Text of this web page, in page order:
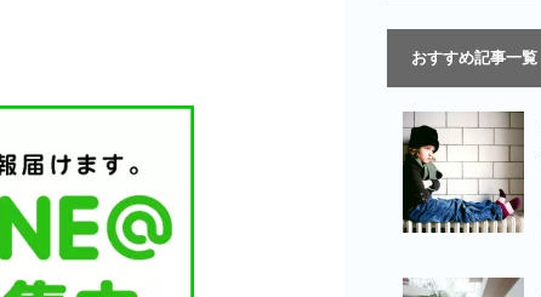
おすすめ記事一覧